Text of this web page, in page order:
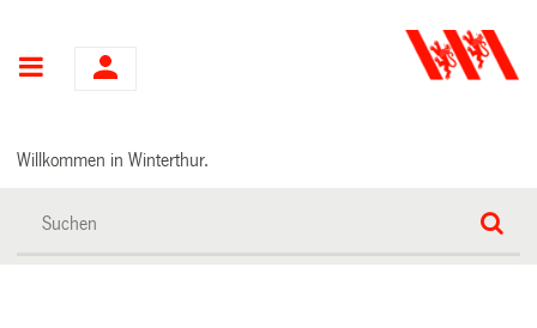
Hauptnavigation
Willkommen in Winterthur.